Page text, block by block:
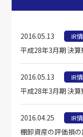
2016.05.13 IR
平成28年3月期 決算
2016.05.13 IR
平成28年3月期 決算
2016.04.25 IR
棚卸資産の評価損